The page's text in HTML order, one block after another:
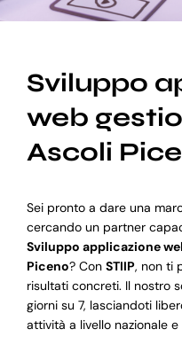
Sviluppo
web
Ascoli
Sei pronto a dare una
cercando un partner
Sviluppo applicazione
Piceno? Con STIIP, non ti
risultati concreti. Il nostro
giorni su 7, lasciandoti
attività a livello nazionale